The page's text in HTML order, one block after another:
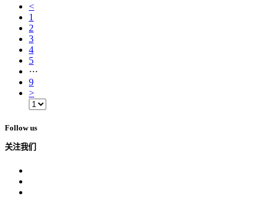
<
1
2
3
4
5
···
9
>
Follow us
关注我们